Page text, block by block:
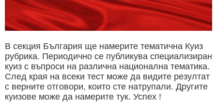
В секция България ще намерите тематична Куиз
рубрика. Периодично се публикува специализиран
куиз с въпроси на различна национална тематика.
След края на всеки тест може да видите резултат
с верните отговори, които сте натрупали. Другите
куизове може да намерите тук. Успех !